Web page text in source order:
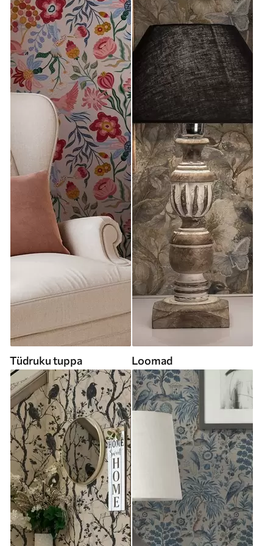
Tüdruku tuppa Loomad